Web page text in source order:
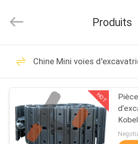
MAISON
PRODUITS
AU
SUJET
Corporation.
Mini rouleaux
d'excavatrice
Produits
Chine Mini voies
HOT